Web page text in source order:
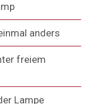
anders
freiem
Lampe